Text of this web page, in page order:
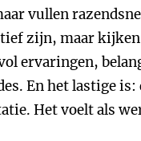
vullen
zijn, maar kijken
ervaringen,
En het lastige
Het voelt als